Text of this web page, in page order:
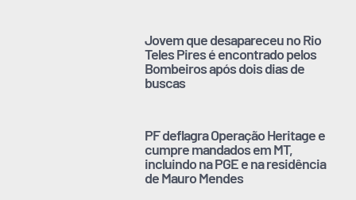
Jovem que desapareceu no Rio
Teles Pires é encontrado pelos
Bombeiros após dois dias de
buscas
PF deflagra Operação Heritage e
cumpre mandados em MT,
incluindo na PGE e na residência
de Mauro Mendes